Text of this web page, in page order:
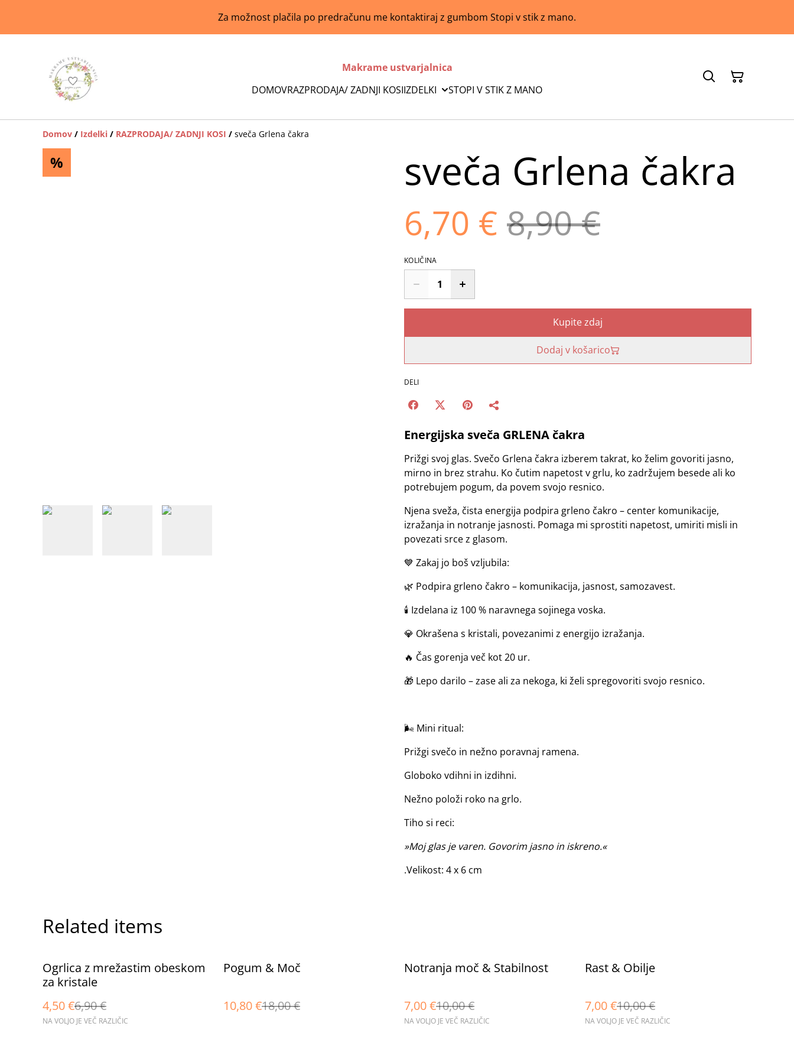
Za možnost plačila po predračunu me kontaktiraj z gumbom Stopi v stik z mano.
Makrame ustvarjalnica
DOMOVRAZPRODAJA/ ZADNJI KOSIIZDELKI STOPI V STIK Z MANO
Domov / Izdelki / RAZPRODAJA/ ZADNJI KOSI / sveča Grlena čakra
% sveča Grlena čakra
6,70 € 8,90 €
KOLIČINA
Kupite zdaj
Dodaj v košarico
DELI
Energijska sveča GRLENA čakra
Prižgi svoj glas. Svečo Grlena čakra izberem takrat, ko želim govoriti jasno,
mirno in brez strahu. Ko čutim napetost v grlu, ko zadržujem besede ali ko
potrebujem pogum, da povem svojo resnico.
Njena sveža, čista energija podpira grleno čakro – center komunikacije,
izražanja in notranje jasnosti. Pomaga mi sprostiti napetost, umiriti misli in
povezati srce z glasom.
💙 Zakaj jo boš vzljubila:
🌿 Podpira grleno čakro – komunikacija, jasnost, samozavest.
🕯️ Izdelana iz 100 % naravnega sojinega voska.
💎 Okrašena s kristali, povezanimi z energijo izražanja.
🔥 Čas gorenja več kot 20 ur.
🎁 Lepo darilo – zase ali za nekoga, ki želi spregovoriti svojo resnico.
🌬 Mini ritual:
Prižgi svečo in nežno poravnaj ramena.
Globoko vdihni in izdihni.
Nežno položi roko na grlo.
Tiho si reci:
»Moj glas je varen. Govorim jasno in iskreno.«
.Velikost: 4 x 6 cm
Related items
%
Ogrlica z mrežastim obeskom
za kristale
4,50 €6,90 €
NA VOLJO JE VEČ RAZLIČIC
%
Pogum & Moč
10,80 €18,00 €
%
Notranja moč & Stabilnost
7,00 €10,00 €
NA VOLJO JE VEČ RAZLIČIC
%
Rast & Obilje
7,00 €10,00 €
NA VOLJO JE VEČ RAZLIČIC